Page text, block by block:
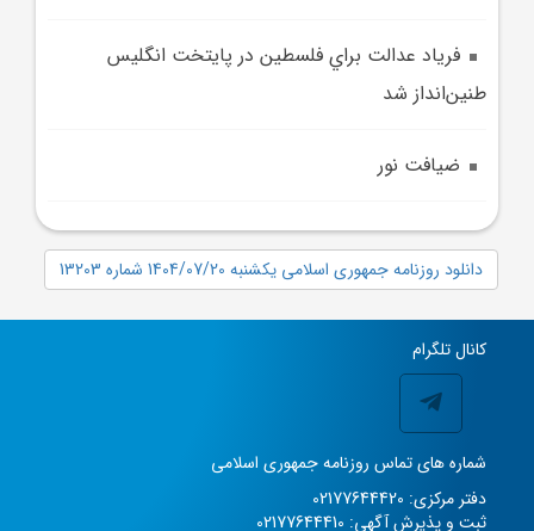
فرياد عدالت براي فلسطين در پايتخت انگليس
طنين‌انداز شد
ضيافت نور
دانلود روزنامه جمهوری اسلامی یکشنبه 1404/07/20 شماره 13203
کانال تلگرام
شماره های تماس روزنامه جمهوری اسلامی
دفتر مرکزی: 02177644420
ثبت و پذیرش آگهی: 02177644410